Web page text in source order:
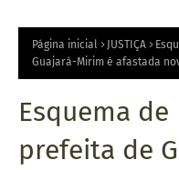
S
T
A
renda', diz
Página inicial JUSTIÇA
Guajará-Mirim é afastada
Esquema
prefeita de